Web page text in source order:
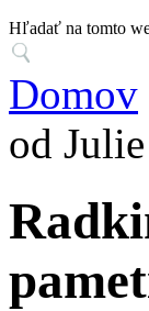
Hľadať na tomto
Domov
od